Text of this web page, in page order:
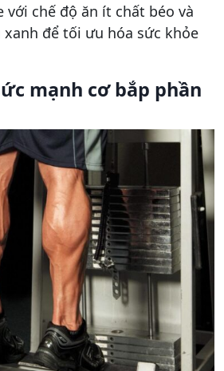
với chế độ ăn ít chất béo và
để tối ưu hóa sức khỏe
mạnh cơ bắp phần